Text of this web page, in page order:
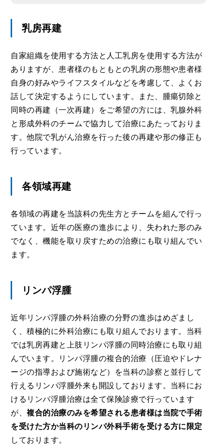
乳房再建
自家組織を使用する方法と人工乳房を使用する方法が
ありますが、患者様のもともとの乳房の形態や患者様
自身の好みやライフスタイルなどを考慮して、よくお
話して決定するようにしています。また、腫瘍切除と
同時の再建（一次再建）をご希望の方には、乳腺外科
と形成外科のチームで協力して治療にあたっておりま
す。他院で乳がん治療を行った後の再建や形の修正も
行っています。
各領域再建
各領域の再建を当該科の先生方とチームを組んで行っ
ています。近年の医療の進歩により、失われた形のみ
でなく、機能を取り戻すための治療にも取り組んでい
ます。
リンパ浮腫
近年リンパ浮腫の外科治療の分野の進歩はめざまし
く、積極的に外科治療にも取り組んでおります。当科
では乳房再建と上肢リンパ浮腫の同時治療にも取り組
んでいます。リンパ浮腫の複合的治療（圧迫やドレナ
ージの指導および施術など）を当科の診察と並行して
行えるリンパ浮腫外来も開設しております。当科にお
けるリンパ浮腫治療は全て保険診療で行っています
が、複合的治療のみを希望される患者様は当院で手術
を受けた方か当科のリンパ外科手術を受ける方に限定
しております。